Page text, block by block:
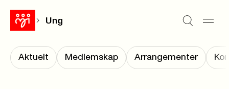
Ung
Aktuelt Medlemskap Arrangementer